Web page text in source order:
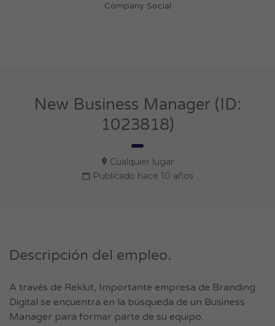
Company Social
New Business Manager (ID:
1023818)
Cualquier lugar
Publicado hace 10 años
Descripción del empleo.
A través de Reklut, Importante empresa de Branding
Digital se encuentra en la búsqueda de un Business
Manager para formar parte de su equipo.